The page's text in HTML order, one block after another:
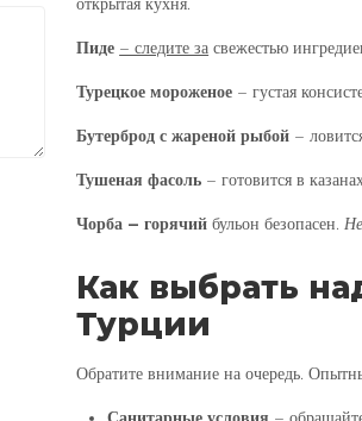
Пиде – следите за свежестью
Турецкое мороженое – густая
Бутерброд с жареной рыбой –
Тушеная фасоль – готовится в
Чорба – горячий бульон безопасен
Как выбрать
Турции
Обратите внимание на очередь.